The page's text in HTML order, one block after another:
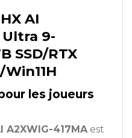
AI
Ultra 9-
SSD/RTX
les joueurs
A2XWIG-417MAest